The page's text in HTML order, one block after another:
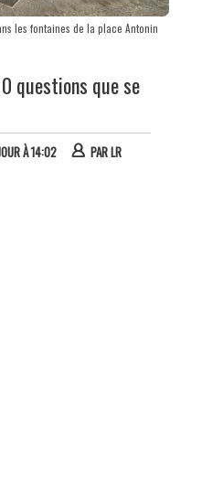
les fontaines de la place Antonin
questions que se
À 14:02 PARLR